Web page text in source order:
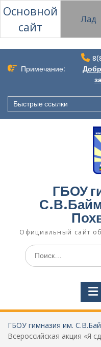
Основной
сайт
Лад
содержимому
Примечание:
Быстрые ссылки
ГБОУ
Официальный сайт
Поиск
по:
ГБОУ гимназия им.
Всероссийская акция «Я